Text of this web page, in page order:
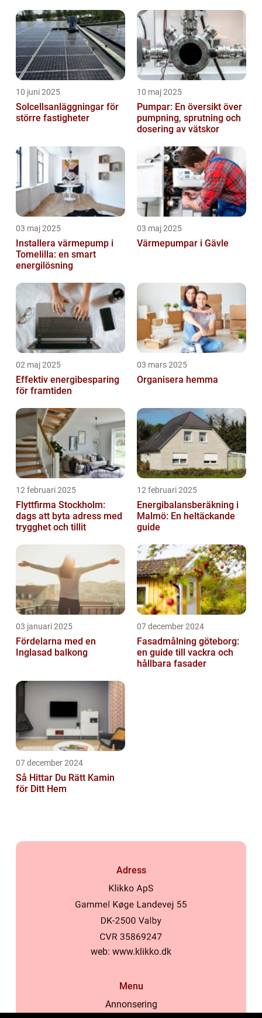
10 juni 2025
Solcellsanläggningar för
större fastigheter
10 maj 2025
Pumpar: En översikt över
pumpning, sprutning och
dosering av vätskor
03 maj 2025
Installera värmepump i
Tomelilla: en smart
energilösning
03 maj 2025
Värmepumpar i Gävle
02 maj 2025
Effektiv energibesparing
för framtiden
03 mars 2025
Organisera hemma
12 februari 2025
Flyttfirma Stockholm:
dags att byta adress med
trygghet och tillit
12 februari 2025
Energibalansberäkning i
Malmö: En heltäckande
guide
03 januari 2025
Fördelarna med en
Inglasad balkong
07 december 2024
Fasadmålning göteborg:
en guide till vackra och
hållbara fasader
07 december 2024
Så Hittar Du Rätt Kamin
för Ditt Hem
Adress
web: www.klikko.dk
Menu
Annonsering